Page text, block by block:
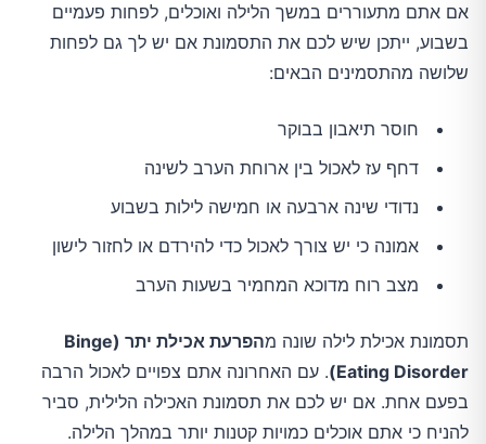
אם אתם מתעוררים במשך הלילה ואוכלים, לפחות פעמיים
בשבוע, ייתכן שיש לכם את התסמונת אם יש לך גם לפחות
שלושה מהתסמינים הבאים:
חוסר תיאבון בבוקר
דחף עז לאכול בין ארוחת הערב לשינה
נדודי שינה ארבעה או חמישה לילות בשבוע
אמונה כי יש צורך לאכול כדי להירדם או לחזור לישון
מצב רוח מדוכא המחמיר בשעות הערב
תסמונת אכילת לילה שונה מ
הפרעת אכילת יתר (Binge
Eating Disorder) . עם האחרונה אתם צפויים לאכול הרבה
בפעם אחת. אם יש לכם את תסמונת האכילה הלילית, סביר
להניח כי אתם אוכלים כמויות קטנות יותר במהלך הלילה.